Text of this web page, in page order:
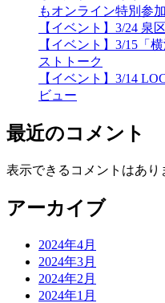
もオンライン特別参加
【イベント】3/24 泉
【イベント】3/15「
ストトーク
【イベント】3/14
ビュー
最近のコメント
表示できるコメントはあり
アーカイブ
2024年4月
2024年3月
2024年2月
2024年1月